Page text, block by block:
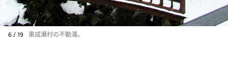
6 / 19 東成瀬村の不動滝。